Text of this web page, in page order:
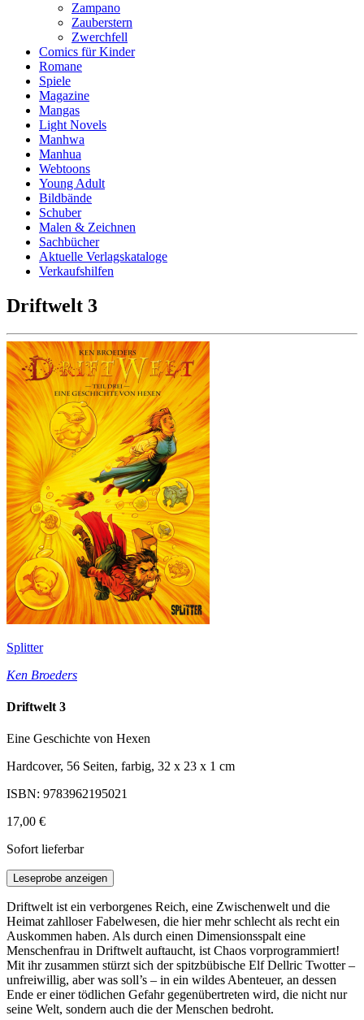
Zampano
Zauberstern
Zwerchfell
Comics für Kinder
Romane
Spiele
Magazine
Mangas
Light Novels
Manhwa
Manhua
Webtoons
Young Adult
Bildbände
Schuber
Malen & Zeichnen
Sachbücher
Aktuelle Verlagskataloge
Verkaufshilfen
Driftwelt 3
Splitter
Ken Broeders
Driftwelt 3
Eine Geschichte von Hexen
Hardcover, 56 Seiten, farbig, 32 x 23 x 1 cm
ISBN: 9783962195021
17,00 €
Sofort lieferbar
Leseprobe anzeigen
Driftwelt ist ein verborgenes Reich, eine Zwischenwelt und die
Heimat zahlloser Fabelwesen, die hier mehr schlecht als recht ein
Auskommen haben. Als durch einen Dimensionsspalt eine
Menschenfrau in Driftwelt auftaucht, ist Chaos vorprogrammiert!
Mit ihr zusammen stürzt sich der spitzbübische Elf Dellric Twotter –
unfreiwillig, aber was soll’s – in ein wildes Abenteuer, an dessen
Ende er einer tödlichen Gefahr gegenübertreten wird, die nicht nur
seine Welt, sondern auch die der Menschen bedroht.